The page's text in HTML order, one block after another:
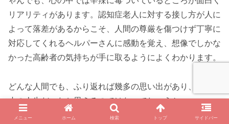
リアリティがあります。認知症老人に対する接し方が人に
よって落差があるからこそ、人間の尊厳を傷つけず丁寧に
対応してくれるヘルパーさんに感動を覚え、想像でしかな
かった高齢者の気持ちが手に取るようによくわかります。
どんな人間でも、ふり返れば幾多の思い出があり、波乱万
丈の人生だったと思えるのではないでしょうか。
カケイさんの寂寥感から来る記憶の反芻に人生の過酷さ無
メニュー ホーム 検索 トップ サイドバー